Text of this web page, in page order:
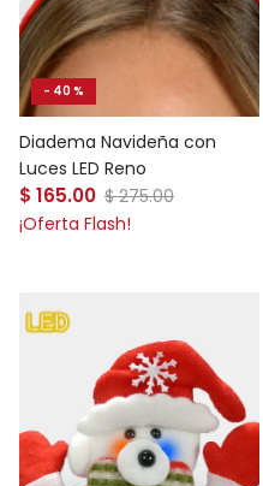
- 40 %
Diadema Navideña con
Luces LED Reno
Precio de venta
$ 165.00 Precio normal
$ 275.00
¡Oferta Flash!